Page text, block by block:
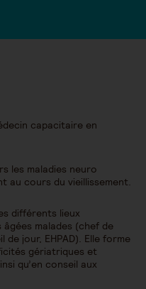
capacitaire en
les maladies neuro
au cours du vieillissement.
différents lieux
âgées malades (chef de
jour, EHPAD). Elle forme
gériatriques et
qu’en conseil aux